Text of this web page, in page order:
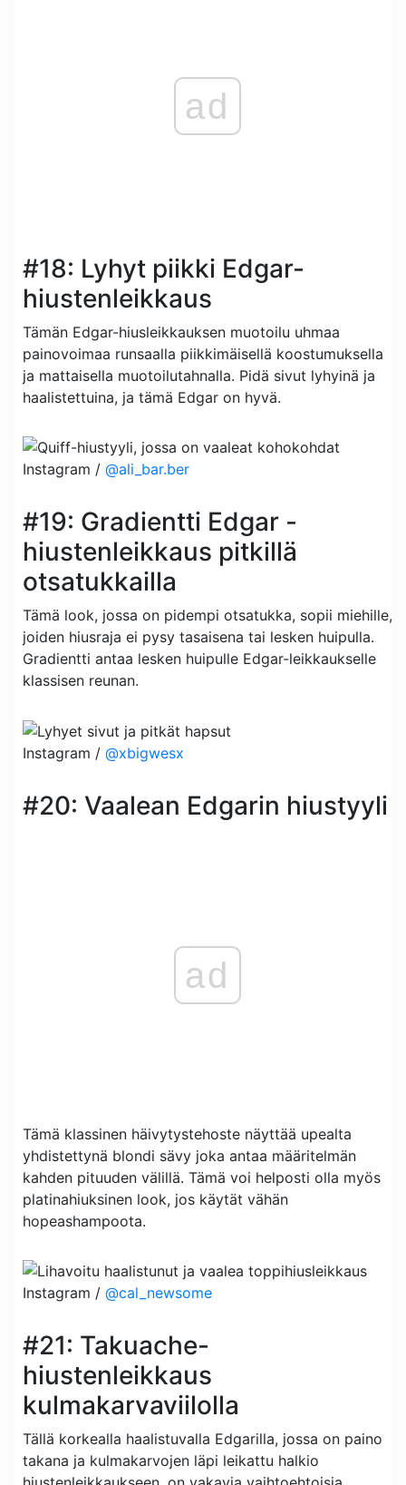
ad
#18: Lyhyt piikki Edgar-
hiustenleikkaus
Tämän Edgar-hiusleikkauksen muotoilu uhmaa
painovoimaa runsaalla piikkimäisellä koostumuksella
ja mattaisella muotoilutahnalla. Pidä sivut lyhyinä ja
haalistettuina, ja tämä Edgar on hyvä.
Instagram / @ali_bar.ber
#19: Gradientti Edgar -
hiustenleikkaus pitkillä
otsatukkailla
Tämä look, jossa on pidempi otsatukka, sopii miehille,
joiden hiusraja ei pysy tasaisena tai lesken huipulla.
Gradientti antaa lesken huipulle Edgar-leikkaukselle
klassisen reunan.
Instagram / @xbigwesx
#20: Vaalean Edgarin hiustyyli
ad
Tämä klassinen häivytystehoste näyttää upealta
yhdistettynä blondi sävy joka antaa määritelmän
kahden pituuden välillä. Tämä voi helposti olla myös
platinahiuksinen look, jos käytät vähän
hopeashampoota.
Instagram / @cal_newsome
#21: Takuache-
hiustenleikkaus
kulmakarvaviilolla
Tällä korkealla haalistuvalla Edgarilla, jossa on paino
takana ja kulmakarvojen läpi leikattu halkio